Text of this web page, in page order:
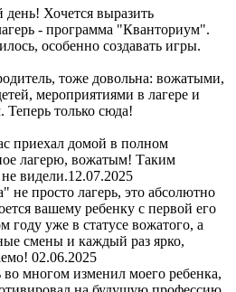
Хочется выразить
- программа "Кванториум".
особенно создавать игры.
тоже довольна: вожатыми,
мероприятиями в лагере и
Теперь только сюда!
приехал домой в полном
лагерю, вожатым! Таким
видели.12.07.2025
не просто лагерь, это абсолютно
вашему ребенку с первой его
уже в статусе вожатого, а
смены и каждый раз ярко,
02.06.2025
многом изменил моего ребенка,